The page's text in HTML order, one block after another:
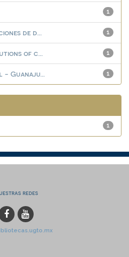
1
1
de d...
1
of c...
1
Guanaju...
1
redes